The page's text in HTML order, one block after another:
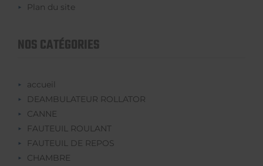
Plan du site
NOS CATÉGORIES
accueil
DEAMBULATEUR ROLLATOR
CANNE
FAUTEUIL ROULANT
FAUTEUIL DE REPOS
CHAMBRE